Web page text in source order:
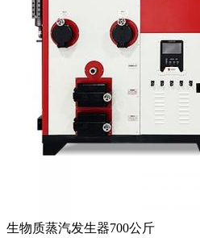
生物质蒸汽发生器700公斤